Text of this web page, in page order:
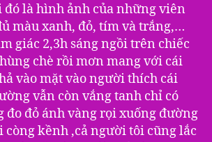
đó là hình ảnh của những viên
màu xanh, đỏ, tím và trắng,…
giác 2,3h sáng ngồi trên chiếc
chè rồi mơn mang với cái
vào mặt vào người thích cái
vẫn còn vắng tanh chỉ có
đo đỏ ánh vàng rọi xuống đường
còng kềnh ,cả người tôi cũng lắc